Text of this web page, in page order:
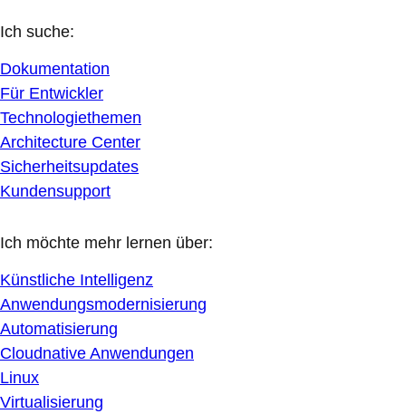
Ich suche:
Dokumentation
Für Entwickler
Technologiethemen
Architecture Center
Sicherheitsupdates
Kundensupport
Ich möchte mehr lernen über:
Künstliche Intelligenz
Anwendungsmodernisierung
Automatisierung
Cloudnative Anwendungen
Linux
Virtualisierung